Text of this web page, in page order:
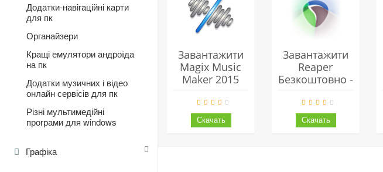
Завантажити
Magix Music
Maker 2015
Одна З
Найбільш
Відомих І
Завантажити
Reaper
Безкоштовно -
Досить
Функціональна
Програма
Додатки-навігаційні карти
для пк
Органайзери
Кращі емулятори андроїда
на пк
Додатки музичних і відео
онлайн сервісів для пк
Різні мультимедійні
програми для windows
Графіка